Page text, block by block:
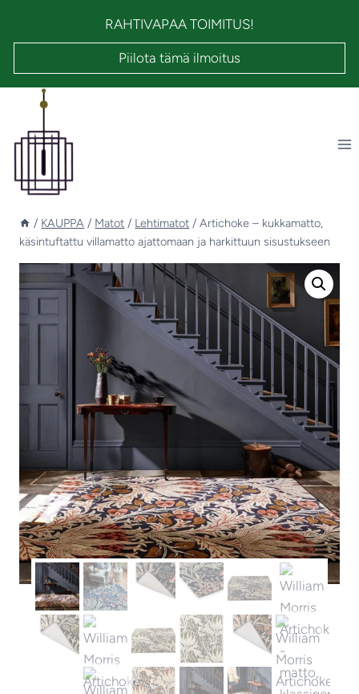
RAHTIVAPAA TOIMITUS!
Piilota tämä ilmoitus
/ KAUPPA / Matot / Lehtimatot / Artichoke – kukkamatto,
käsintuftattu villamatto ajattomaan ja harkittuun sisustukseen